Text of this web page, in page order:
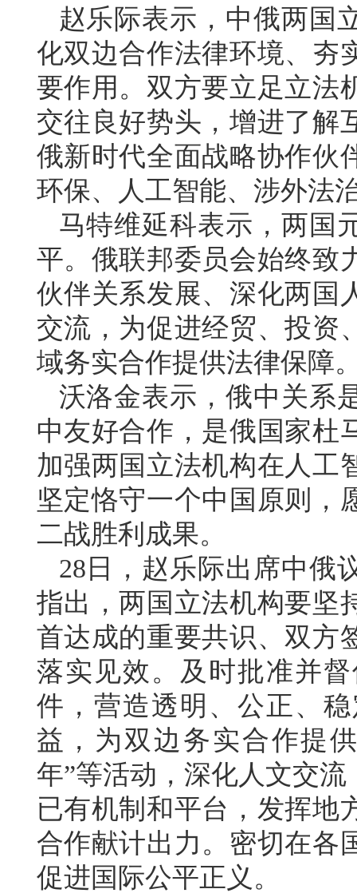
赵乐际表示，中俄两国
化双边合作法律环境、夯
要作用。双方要立足立法
交往良好势头，增进了解
俄新时代全面战略协作伙
环保、人工智能、涉外法
马特维延科表示，两国
平。俄联邦委员会始终致
伙伴关系发展、深化两国
交流，为促进经贸、投资
域务实合作提供法律保障
沃洛金表示，俄中关系
中友好合作，是俄国家杜
加强两国立法机构在人工
坚定恪守一个中国原则，
二战胜利成果。
28日，赵乐际出席中俄
指出，两国立法机构要坚
首达成的重要共识、双方
落实见效。及时批准并
件，营造透明、公正、
益，为双边务实合作提
年”等活动，深化人文交
已有机制和平台，发挥地
合作献计出力。密切在各
促进国际公平正义。